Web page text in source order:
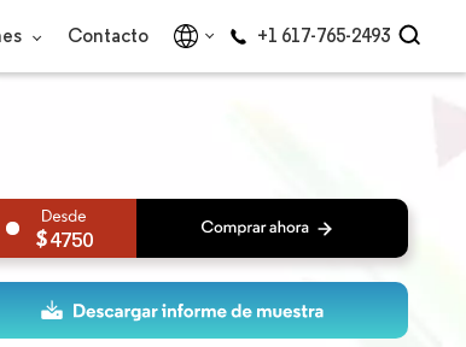
Contacto +1 617-765-2493
4750